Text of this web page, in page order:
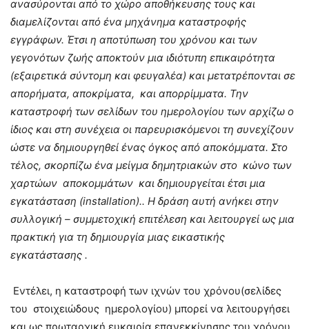
ανασύρονται από το χώρο αποθήκευσης τους και
διαμελίζονται από ένα μηχάνημα καταστροφής
εγγράφων. Έτσι η αποτύπωση του χρόνου και των
γεγονότων ζωής αποκτούν μια ιδιότυπη επικαιρότητα
(εξαιρετικά σύντομη και φευγαλέα) και μετατρέπονται σε
απορήματα, αποκρίματα, και απορρίμματα. Την
καταστροφή των σελίδων του ημερολογίου των αρχίζω ο
ίδιος και στη συνέχεια οι παρευρισκόμενοι τη συνεχίζουν
ώστε να δημιουργηθεί ένας όγκος από αποκόμματα. Στο
τέλος, σκορπίζω ένα μείγμα δημητριακών στο κώνο των
χαρτώων αποκομμάτων και δημιουργείται έτσι μια
εγκατάσταση (installation).. Η δράση αυτή ανήκει στην
συλλογική – συμμετοχική επιτέλεση και λειτουργεί ως μια
πρακτική για τη δημιουργία μιας εικαστικής
εγκατάστασης .
Εντέλει, η καταστροφή των ιχνών του χρόνου(σελίδες
του στοιχειώδους ημερολογίου) μπορεί να λειτουργήσει